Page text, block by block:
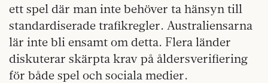
ett spel där man inte behöver ta hänsyn till
standardiserade trafikregler. Australiensarna
lär inte bli ensamt om detta. Flera länder
diskuterar skärpta krav på åldersverifiering
för både spel och sociala medier.